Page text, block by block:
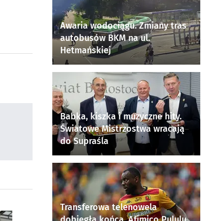
Awaria wodociągu. Zmiany tras
autobusów BKM na ul.
Hetmańskiej
Babka, kiszka i muzyczne hity.
Światowe Mistrzostwa wracają
do Supraśla
Transferowa telenowela